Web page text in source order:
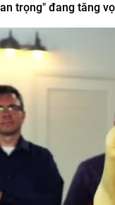
trọng" đang tăng